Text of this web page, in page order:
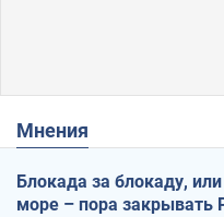
Мнения
Блокада за блокаду,
море – пора закрывать